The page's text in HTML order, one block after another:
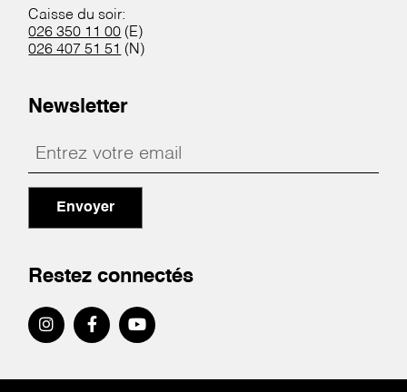
Caisse du soir:
026 350 11 00 (E)
026 407 51 51 (N)
Newsletter
Envoyer
Restez connectés